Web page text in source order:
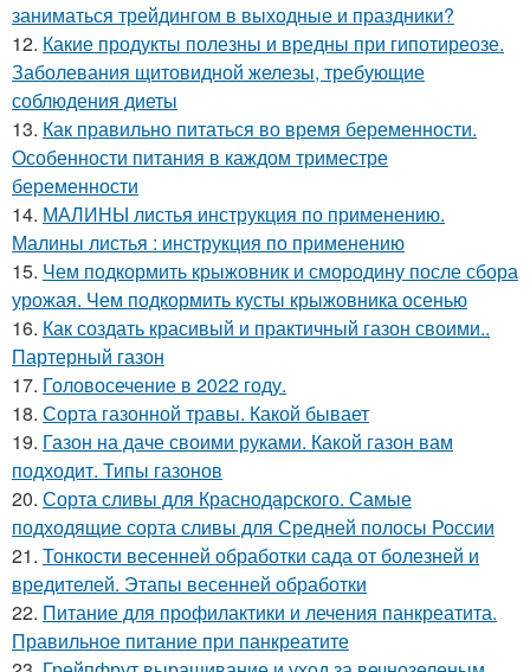
заниматься трейдингом в выходные и праздники?
12. Какие продукты полезны и вредны при гипотиреозе.
Заболевания щитовидной железы, требующие
соблюдения диеты
13. Как правильно питаться во время беременности.
Особенности питания в каждом триместре
беременности
14. МАЛИНЫ листья инструкция по применению.
Малины листья : инструкция по применению
15. Чем подкормить крыжовник и смородину после сбора
урожая. Чем подкормить кусты крыжовника осенью
16. Как создать красивый и практичный газон своими..
Партерный газон
17. Головосечение в 2022 году.
18. Сорта газонной травы. Какой бывает
19. Газон на даче своими руками. Какой газон вам
подходит. Типы газонов
20. Сорта сливы для Краснодарского. Самые
подходящие сорта сливы для Средней полосы России
21. Тонкости весенней обработки сада от болезней и
вредителей. Этапы весенней обработки
22. Питание для профилактики и лечения панкреатита.
Правильное питание при панкреатите